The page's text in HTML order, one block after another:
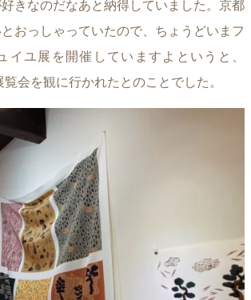
きなのだなあと納得していました。京都
おっしゃっていたので、ちょうどいまフ
イユ展を開催していますよというと、
会を観に行かれたとのことでした。